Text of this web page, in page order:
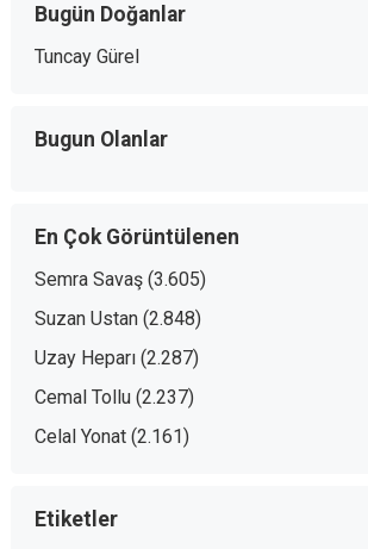
Bugün Doğanlar
Tuncay Gürel
Bugun Olanlar
En Çok Görüntülenen
Semra Savaş (3.605)
Suzan Ustan (2.848)
Uzay Heparı (2.287)
Cemal Tollu (2.237)
Celal Yonat (2.161)
Etiketler